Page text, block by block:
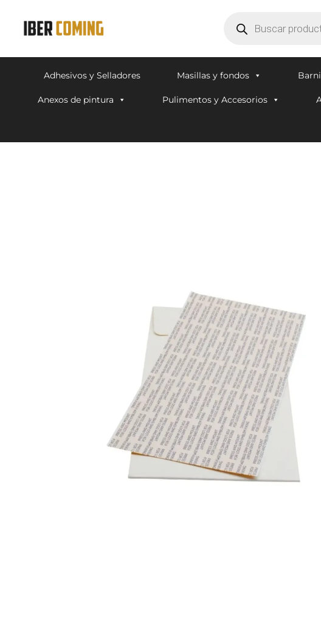
Adhesivos y Selladores Masillas y fondos
Anexos de pintura Pulimentos y Accesorios